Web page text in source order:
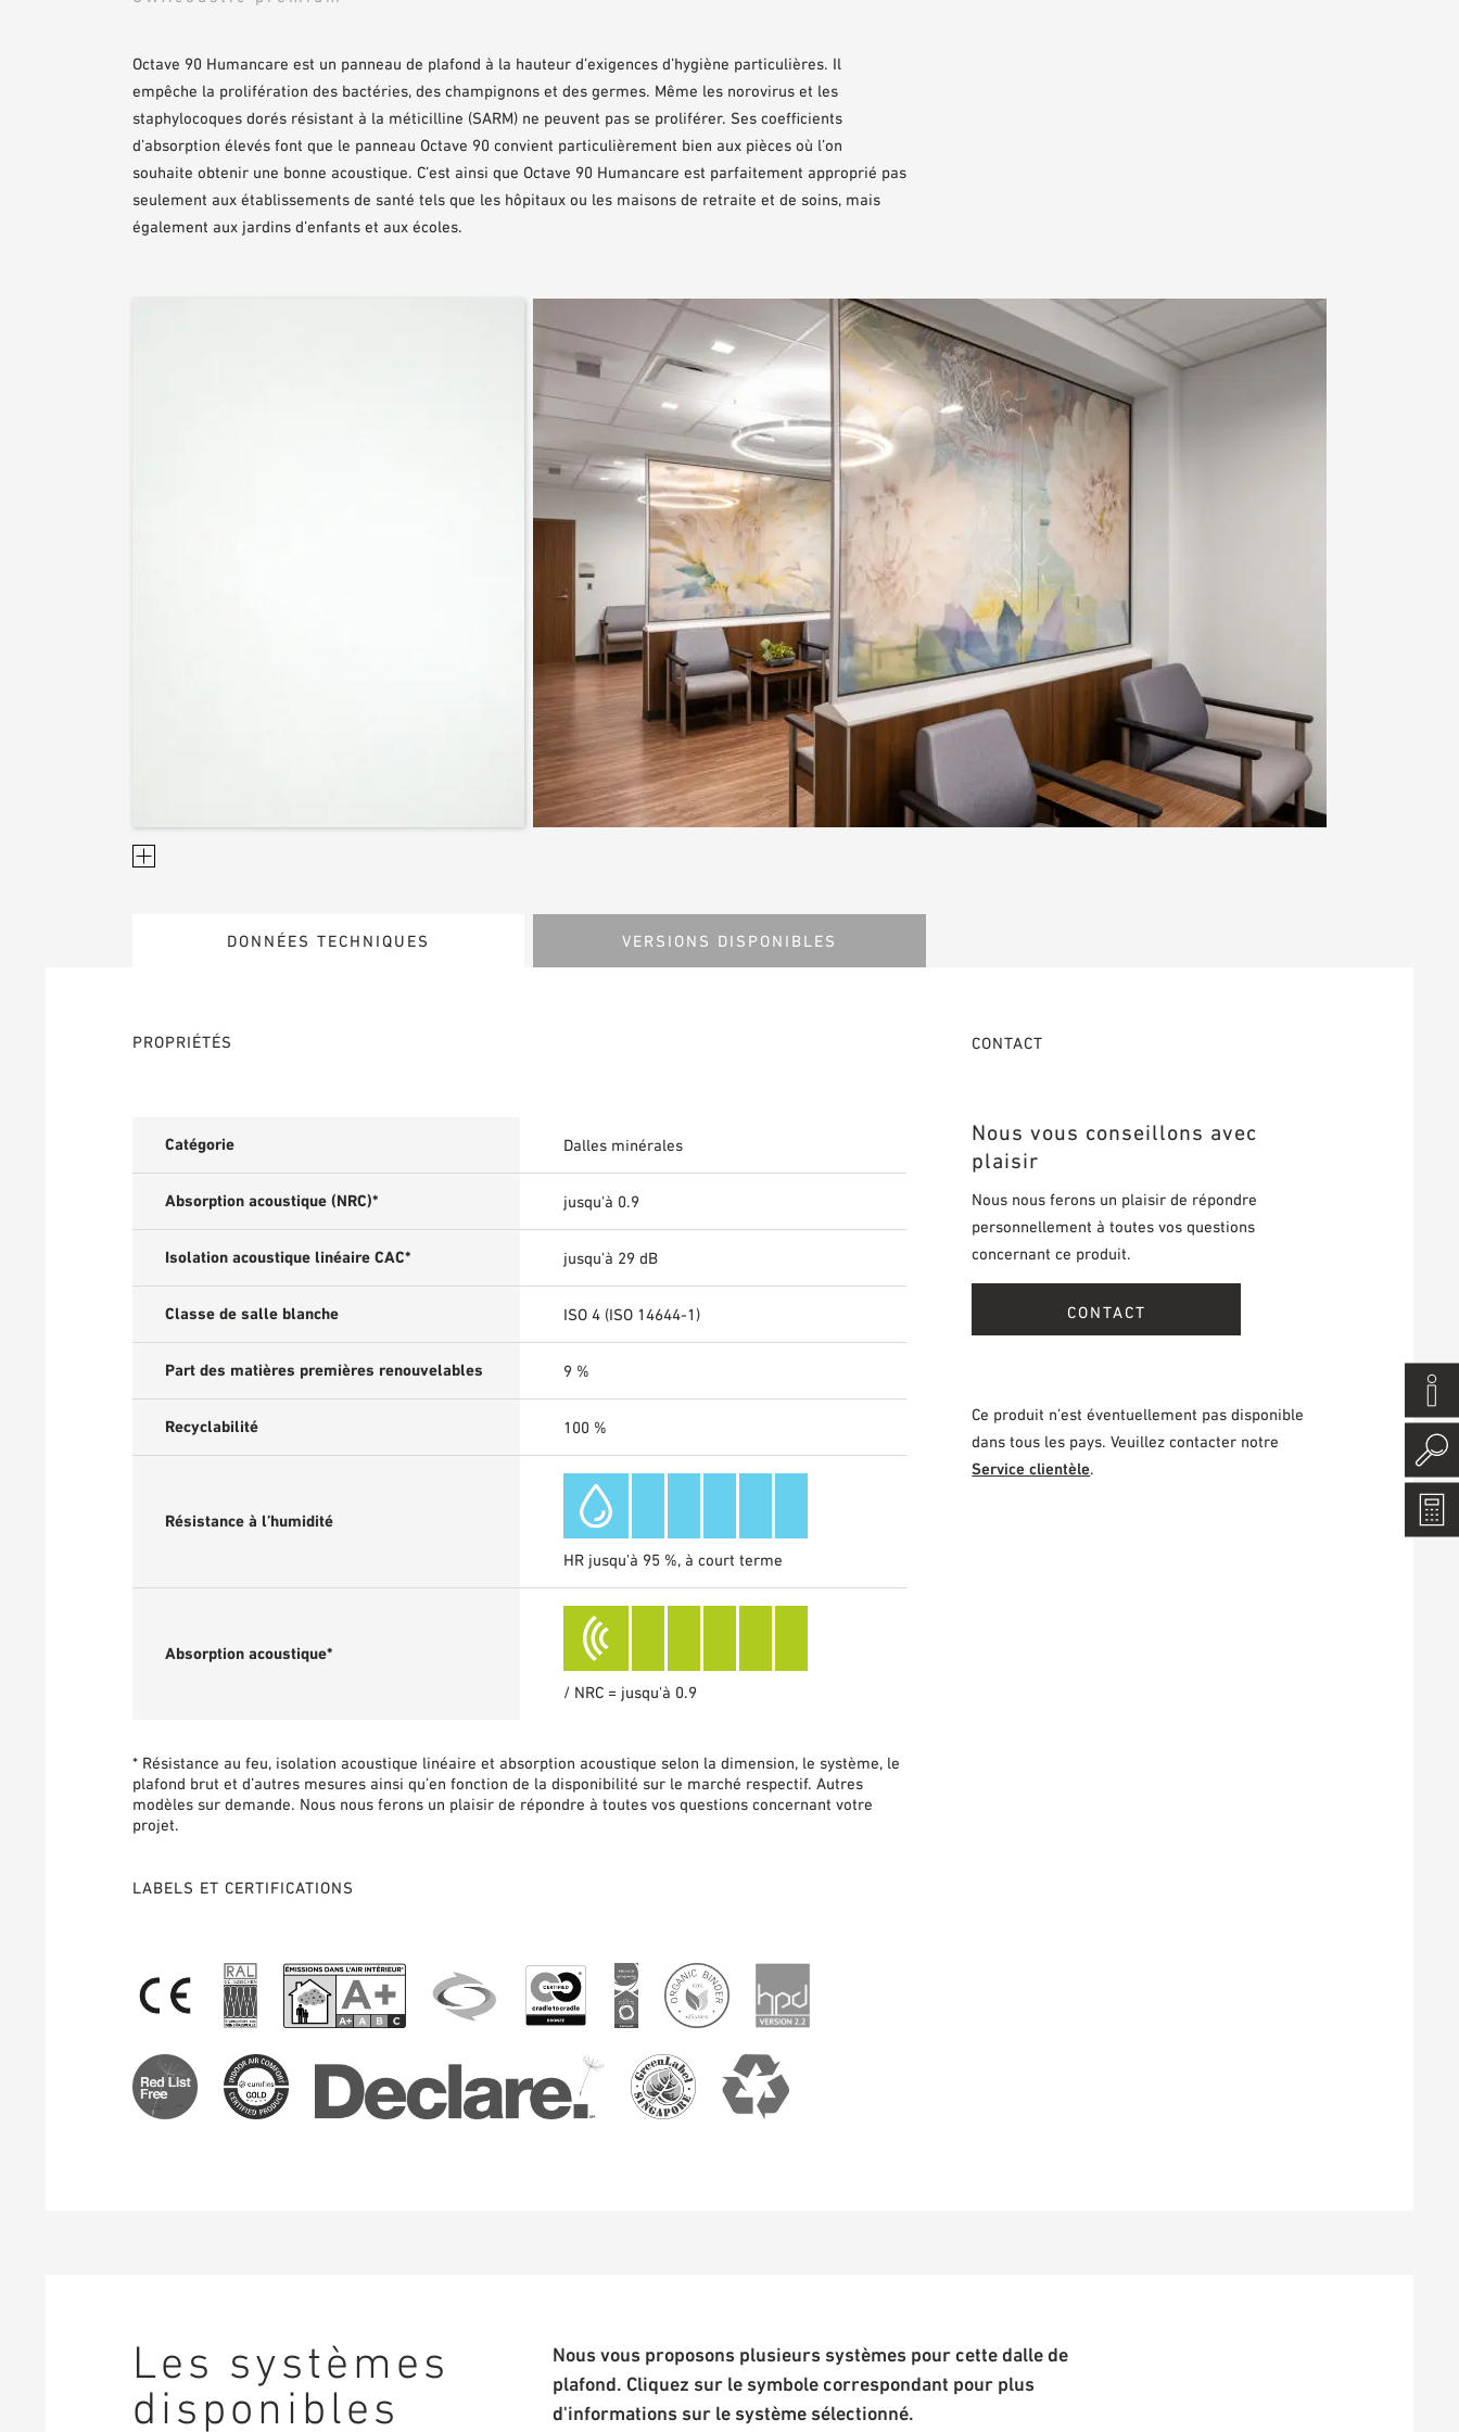
Octave 90 Humancare est un panneau de plafond à la hauteur d’exigences d’hygiène particulières. Il
empêche la prolifération des bactéries, des champignons et des germes. Même les norovirus et les
staphylocoques dorés résistant à la méticilline (SARM) ne peuvent pas se proliférer. Ses coefficients
d’absorption élevés font que le panneau Octave 90 convient particulièrement bien aux pièces où l’on
souhaite obtenir une bonne acoustique. C’est ainsi que Octave 90 Humancare est parfaitement approprié pas
seulement aux établissements de santé tels que les hôpitaux ou les maisons de retraite et de soins, mais
également aux jardins d’enfants et aux écoles.
DONNÉES TECHNIQUES VERSIONS DISPONIBLES
PROPRIÉTÉS
Catégorie Dalles minérales
Absorption acoustique (NRC)* jusqu'à 0.9
Isolation acoustique linéaire CAC* jusqu'à 29 dB
Classe de salle blanche ISO 4 (ISO 14644-1)
Part des matières premières renouvelables 9 %
Recyclabilité 100 %
Résistance à l’humidité
HR jusqu'à 95 %, à court terme
Absorption acoustique*
/ NRC = jusqu'à 0.9
* Résistance au feu, isolation acoustique linéaire et absorption acoustique selon la dimension, le système, le
plafond brut et d’autres mesures ainsi qu’en fonction de la disponibilité sur le marché respectif. Autres
modèles sur demande. Nous nous ferons un plaisir de répondre à toutes vos questions concernant votre
projet.
LABELS ET CERTIFICATIONS
CONTACT
Nous vous conseillons avec
plaisir
Nous nous ferons un plaisir de répondre
personnellement à toutes vos questions
concernant ce produit.
CONTACT
Ce produit n’est éventuellement pas disponible
dans tous les pays. Veuillez contacter notre
Service clientèle.
Les systèmes
disponibles
Nous vous proposons plusieurs systèmes pour cette dalle de
plafond. Cliquez sur le symbole correspondant pour plus
d'informations sur le système sélectionné.